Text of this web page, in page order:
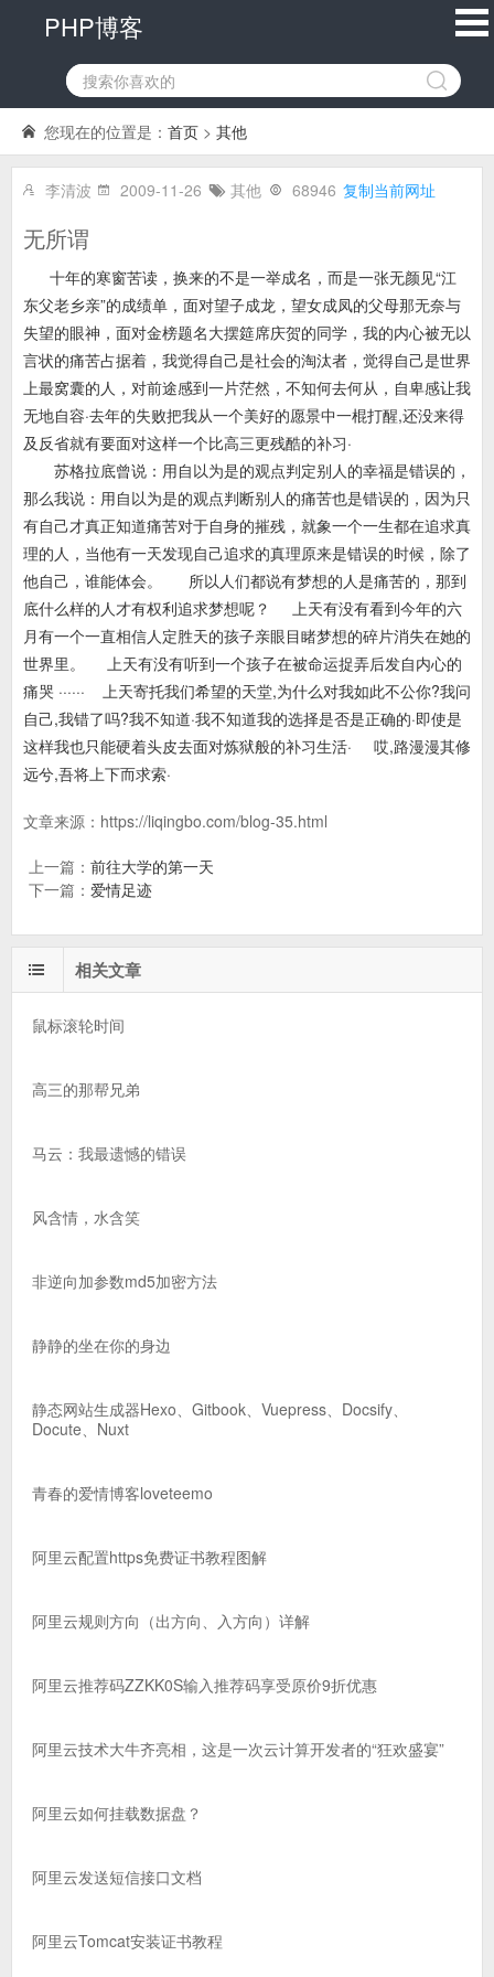
PHP博客
您现在的位置是： 首页 > 其他
李清波 2009-11-26 其他 68946 复制当前网址
无所谓
十年的寒窗苦读，换来的不是一举成名，而是一张无颜见“江
东父老乡亲”的成绩单，面对望子成龙，望女成凤的父母那无奈与
失望的眼神，面对金榜题名大摆筵席庆贺的同学，我的内心被无以
言状的痛苦占据着，我觉得自己是社会的淘汰者，觉得自己是世界
上最窝囊的人，对前途感到一片茫然，不知何去何从，自卑感让我
无地自容·去年的失败把我从一个美好的愿景中一棍打醒,还没来得
及反省就有要面对这样一个比高三更残酷的补习·
苏格拉底曾说：用自以为是的观点判定别人的幸福是错误的，
那么我说：用自以为是的观点判断别人的痛苦也是错误的，因为只
有自己才真正知道痛苦对于自身的摧残，就象一个一生都在追求真
理的人，当他有一天发现自己追求的真理原来是错误的时候，除了
他自己，谁能体会。 所以人们都说有梦想的人是痛苦的，那到
底什么样的人才有权利追求梦想呢？ 上天有没有看到今年的六
月有一个一直相信人定胜天的孩子亲眼目睹梦想的碎片消失在她的
世界里。 上天有没有听到一个孩子在被命运捉弄后发自内心的
痛哭 ······ 上天寄托我们希望的天堂,为什么对我如此不公你?我问
自己,我错了吗?我不知道·我不知道我的选择是否是正确的·即使是
这样我也只能硬着头皮去面对炼狱般的补习生活· 哎,路漫漫其修
远兮,吾将上下而求索·
文章来源： https://liqingbo.com/blog-35.html
上一篇： 前往大学的第一天
下一篇： 爱情足迹
相关文章
鼠标滚轮时间
高三的那帮兄弟
马云：我最遗憾的错误
风含情，水含笑
非逆向加参数md5加密方法
静静的坐在你的身边
静态网站生成器Hexo、Gitbook、Vuepress、Docsify、
Docute、Nuxt
青春的爱情博客loveteemo
阿里云配置https免费证书教程图解
阿里云规则方向（出方向、入方向）详解
阿里云推荐码ZZKK0S输入推荐码享受原价9折优惠
阿里云技术大牛齐亮相，这是一次云计算开发者的“狂欢盛宴”
阿里云如何挂载数据盘？
阿里云发送短信接口文档
阿里云Tomcat安装证书教程